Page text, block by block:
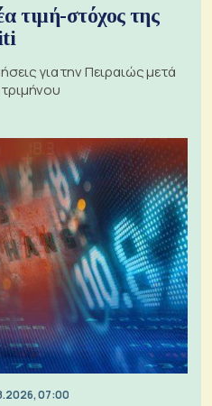
τιμή-στόχος της
για την Πειραιώς μετά
07:00